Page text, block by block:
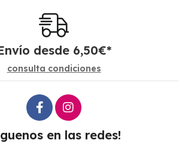
desde 6,50€*
consulta condiciones
en las redes!